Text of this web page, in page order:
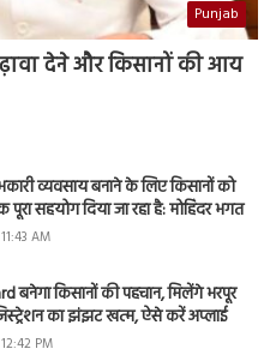
Punjab
देने और किसानों की आय
व्यवसाय बनाने के लिए किसानों को
सहयोग दिया जा रहा है: मोहिंदर भगत
AM
बनेगा किसानों की पहचान, मिलेंगे भरपूर
का झंझट खत्म, ऐसे करें अप्लाई
PM